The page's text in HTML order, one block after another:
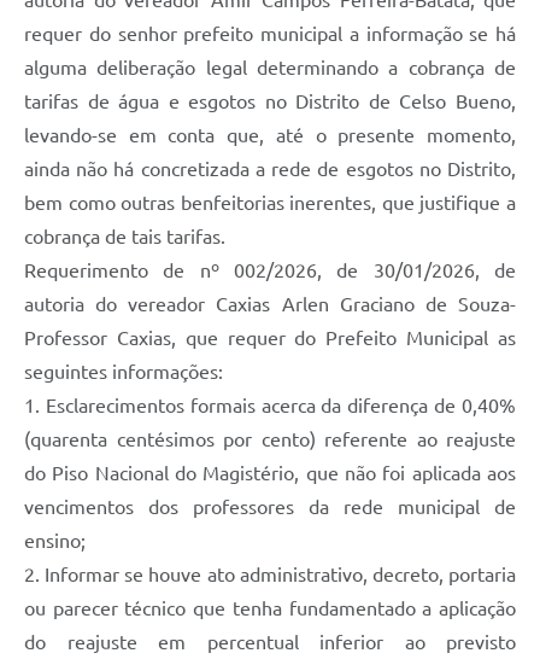
requer do senhor prefeito municipal a informação se há
alguma deliberação legal determinando a cobrança de
tarifas de água e esgotos no Distrito de Celso Bueno,
levando-se em conta que, até o presente momento,
ainda não há concretizada a rede de esgotos no Distrito,
bem como outras benfeitorias inerentes, que justifique a
cobrança de tais tarifas.
Requerimento de nº 002/2026, de 30/01/2026, de
autoria do vereador Caxias Arlen Graciano de Souza-
Professor Caxias, que requer do Prefeito Municipal as
seguintes informações:
1. Esclarecimentos formais acerca da diferença de 0,40%
(quarenta centésimos por cento) referente ao reajuste
do Piso Nacional do Magistério, que não foi aplicada aos
vencimentos dos professores da rede municipal de
ensino;
2. Informar se houve ato administrativo, decreto, portaria
ou parecer técnico que tenha fundamentado a aplicação
do reajuste em percentual inferior ao previsto